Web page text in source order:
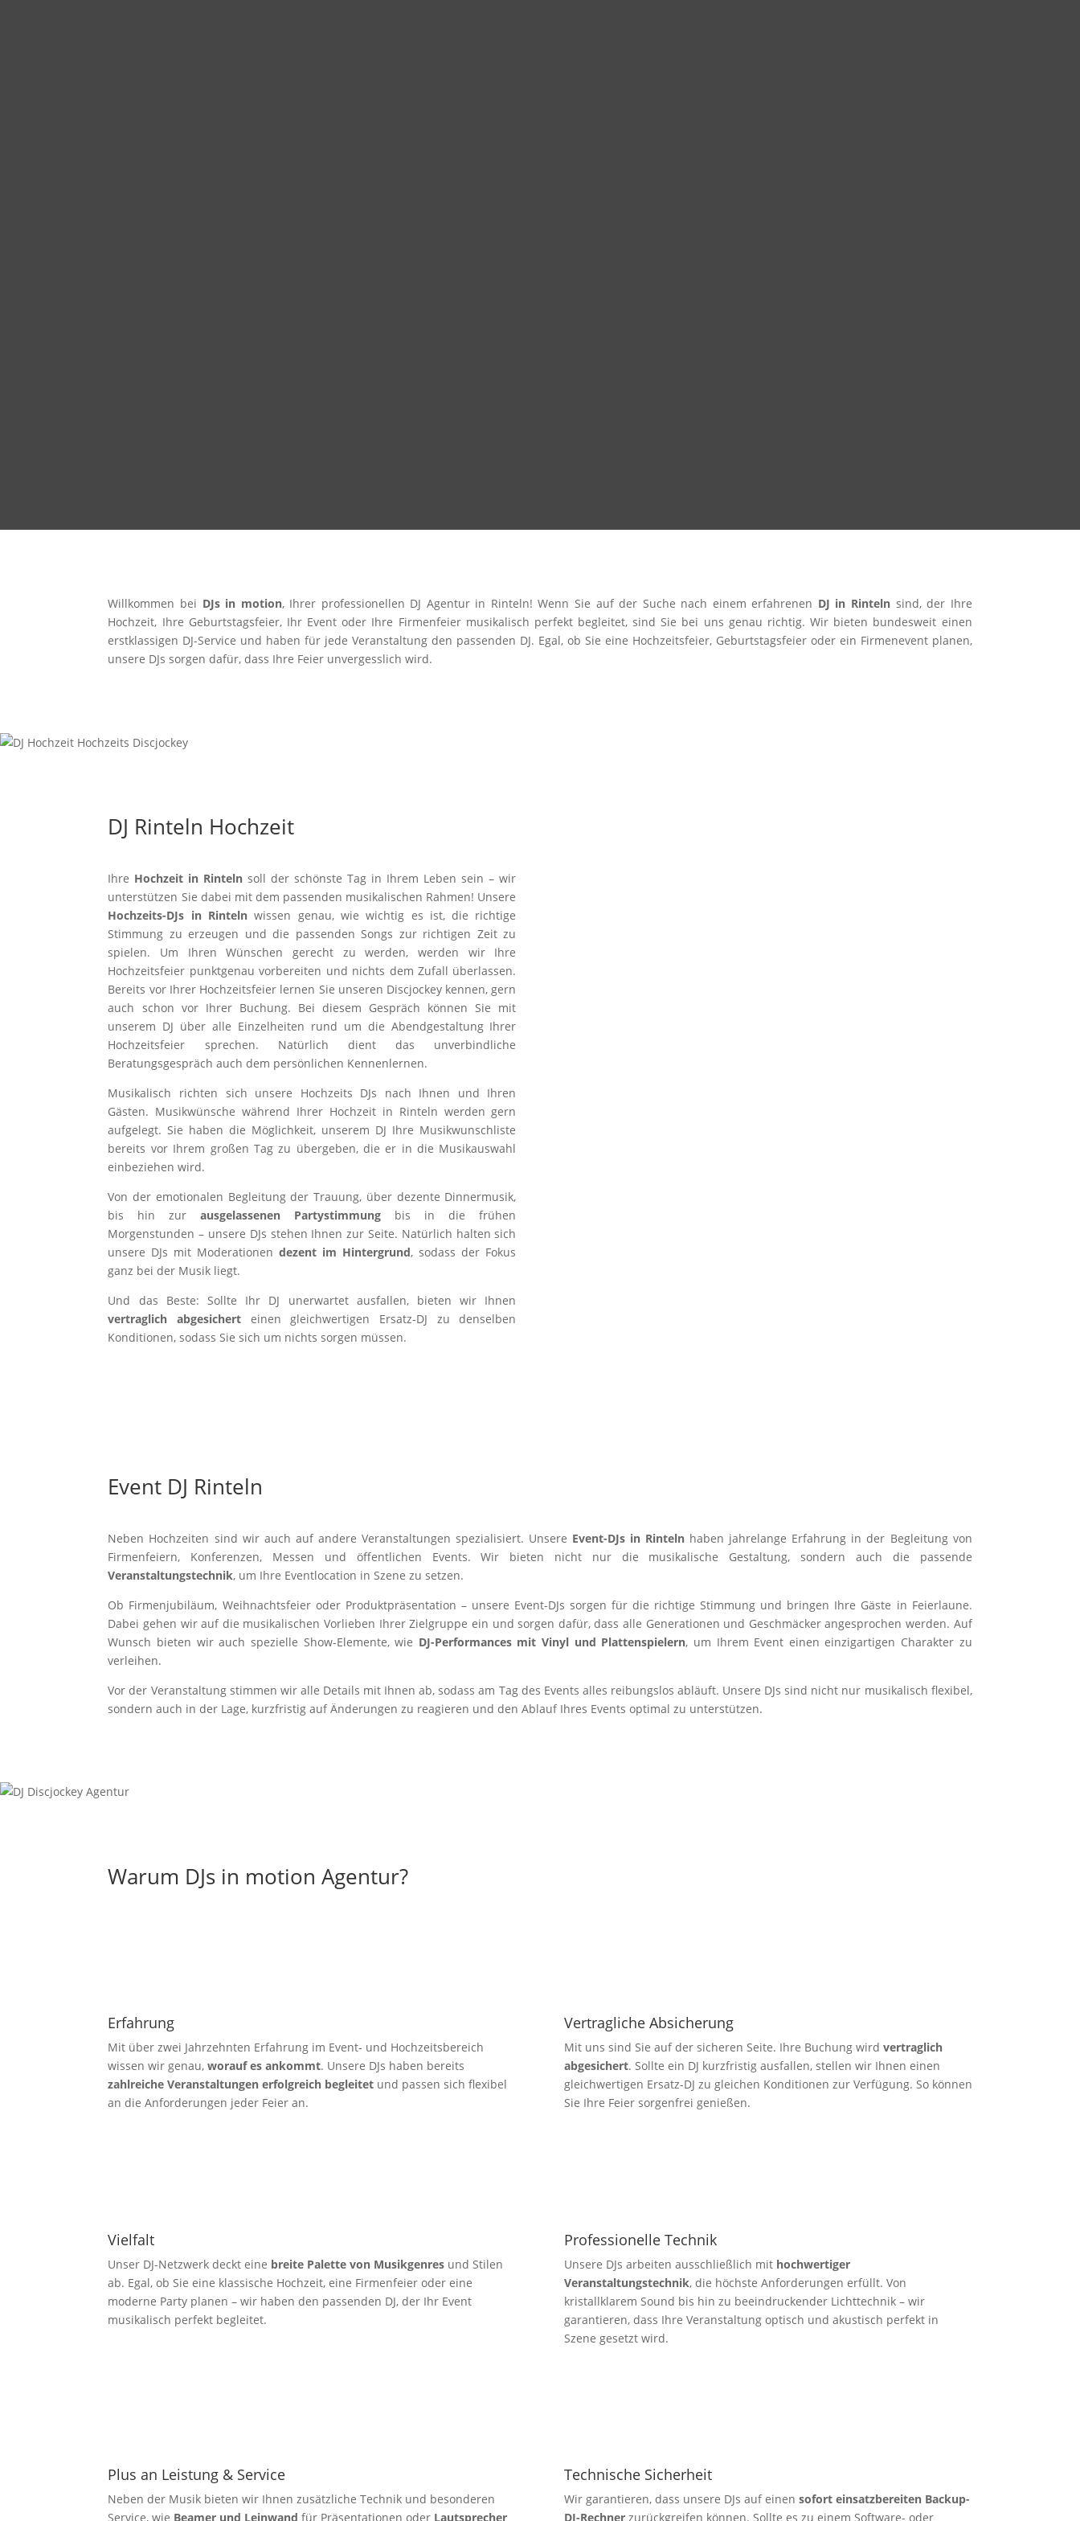
Willkommen bei DJs in motion, Ihrer professionellen DJ Agentur in Rinteln! Wenn Sie auf der Suche nach einem erfahrenen DJ in Rintelnsind, der Ihre
Hochzeit, Ihre Geburtstagsfeier, Ihr Event oder Ihre Firmenfeier musikalisch perfekt begleitet, sind Sie bei uns genau richtig. Wir bieten bundesweit einen
erstklassigen DJ-Service und haben für jede Veranstaltung den passenden DJ. Egal, ob Sie eine Hochzeitsfeier, Geburtstagsfeier oder ein Firmenevent planen,
unsere DJs sorgen dafür, dass Ihre Feier unvergesslich wird.
DJ Rinteln Hochzeit
Ihre Hochzeit in Rinteln soll der schönste Tag in Ihrem Leben sein – wir
unterstützen Sie dabei mit dem passenden musikalischen Rahmen! Unsere
Hochzeits-DJs in Rinteln wissen genau, wie wichtig es ist, die richtige
Stimmung zu erzeugen und die passenden Songs zur richtigen Zeit zu
spielen. Um Ihren Wünschen gerecht zu werden, werden wir Ihre
Hochzeitsfeier punktgenau vorbereiten und nichts dem Zufall überlassen.
Bereits vor Ihrer Hochzeitsfeier lernen Sie unseren Discjockey kennen, gern
auch schon vor Ihrer Buchung. Bei diesem Gespräch können Sie mit
unserem DJ über alle Einzelheiten rund um die Abendgestaltung Ihrer
Hochzeitsfeier sprechen. Natürlich dient das unverbindliche
Beratungsgespräch auch dem persönlichen Kennenlernen.
Musikalisch richten sich unsere Hochzeits DJs nach Ihnen und Ihren
Gästen. Musikwünsche während Ihrer Hochzeit in Rinteln werden gern
aufgelegt. Sie haben die Möglichkeit, unserem DJ Ihre Musikwunschliste
bereits vor Ihrem großen Tag zu übergeben, die er in die Musikauswahl
einbeziehen wird.
Von der emotionalen Begleitung der Trauung, über dezente Dinnermusik,
bis hin zurausgelassenen Partystimmung bis in die frühen
Morgenstunden – unsere DJs stehen Ihnen zur Seite. Natürlich halten sich
unsere DJs mit Moderationendezent im Hintergrund, sodass der Fokus
ganz bei der Musik liegt.
Und das Beste: Sollte Ihr DJ unerwartet ausfallen, bieten wir Ihnen
vertraglich abgesichert einen gleichwertigen Ersatz-DJ zu denselben
Konditionen, sodass Sie sich um nichts sorgen müssen.
Event DJ Rinteln
Neben Hochzeiten sind wir auch auf andere Veranstaltungen spezialisiert. Unsere Event-DJs in Rinteln haben jahrelange Erfahrung in der Begleitung von
Firmenfeiern, Konferenzen, Messen und öffentlichen Events. Wir bieten nicht nur die musikalische Gestaltung, sondern auch die passende
Veranstaltungstechnik, um Ihre Eventlocation in Szene zu setzen.
Ob Firmenjubiläum, Weihnachtsfeier oder Produktpräsentation – unsere Event-DJs sorgen für die richtige Stimmung und bringen Ihre Gäste in Feierlaune.
Dabei gehen wir auf die musikalischen Vorlieben Ihrer Zielgruppe ein und sorgen dafür, dass alle Generationen und Geschmäcker angesprochen werden. Auf
Wunsch bieten wir auch spezielle Show-Elemente, wie DJ-Performances mit Vinyl und Plattenspielern, um Ihrem Event einen einzigartigen Charakter zu
verleihen.
Vor der Veranstaltung stimmen wir alle Details mit Ihnen ab, sodass am Tag des Events alles reibungslos abläuft. Unsere DJs sind nicht nur musikalisch flexibel,
sondern auch in der Lage, kurzfristig auf Änderungen zu reagieren und den Ablauf Ihres Events optimal zu unterstützen.
Warum DJs in motion Agentur?
Erfahrung
Mit über zwei Jahrzehnten Erfahrung im Event- und Hochzeitsbereich
wissen wir genau,worauf es ankommt. Unsere DJs haben bereits
zahlreiche Veranstaltungen erfolgreich begleitet und passen sich flexibel
an die Anforderungen jeder Feier an.
Vertragliche Absicherung
Mit uns sind Sie auf der sicheren Seite. Ihre Buchung wird vertraglich
abgesichert. Sollte ein DJ kurzfristig ausfallen, stellen wir Ihnen einen
gleichwertigen Ersatz-DJ zu gleichen Konditionen zur Verfügung. So können
Sie Ihre Feier sorgenfrei genießen.
Vielfalt
Unser DJ-Netzwerk deckt eine breite Palette von Musikgenres und Stilen
ab. Egal, ob Sie eine klassische Hochzeit, eine Firmenfeier oder eine
moderne Party planen – wir haben den passenden DJ, der Ihr Event
musikalisch perfekt begleitet.
Professionelle Technik
Unsere DJs arbeiten ausschließlich mit hochwertiger
Veranstaltungstechnik, die höchste Anforderungen erfüllt. Von
kristallklarem Sound bis hin zu beeindruckender Lichttechnik – wir
garantieren, dass Ihre Veranstaltung optisch und akustisch perfekt in
Szene gesetzt wird.
Plus an Leistung & Service
Neben der Musik bieten wir Ihnen zusätzliche Technik und besonderen
Service, wie Beamer und Leinwand für Präsentationen oder Lautsprecher
Technische Sicherheit
Wir garantieren, dass unsere DJs auf einen sofort einsatzbereiten Backup-
DJ-Rechnerzurückgreifen können. Sollte es zu einem Software- oder